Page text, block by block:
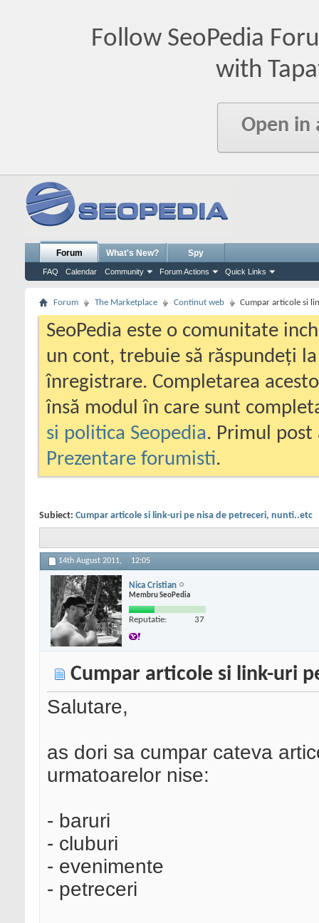
Follow SeoPedia
with
Open in
Forum
FAQ Calendar Community Forum Actions Quick Links
What's New? Spy
Forum The Marketplace Continut web Cumpar articole si
SeoPedia este o comunitate
un cont, trebuie să răspundeți
înregistrare. Completarea
însă modul în care sunt
si politica Seopedia. Primul
Prezentare forumisti.
Subiect: Cumpar articole si link-uri pe nisa de petreceri, nunti..etc
14th August 2011, 12:05
Nica Cristian
Membru SeoPedia
Reputatie: 37
Cumpar articole si link-uri
Salutare,
as dori sa cumpar cateva
urmatoarelor nise:
- baruri
- cluburi
- evenimente
- petreceri